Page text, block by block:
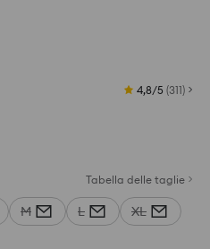
4,8/5 (311)
Tabella delle taglie
M L
XL